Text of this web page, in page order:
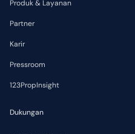
Produk & Layanan
Partner
Karir
Pressroom
123PropInsight
Dukungan